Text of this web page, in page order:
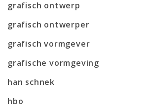
grafisch ontwerp
grafisch ontwerper
grafisch vormgever
grafische vormgeving
han schnek
hbo